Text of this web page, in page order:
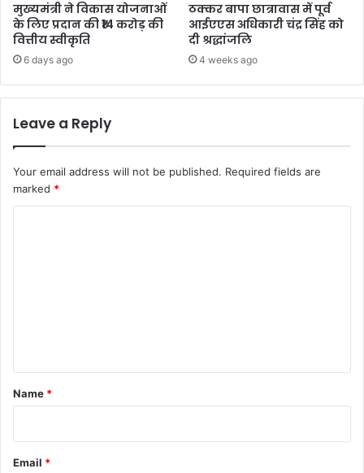
मुख्यमंत्री ने विकास योजनाओं
के लिए प्रदान की ₹14 करोड़ की
वित्तीय स्वीकृति
6 days ago
ठक्कर बापा छात्रावास में पूर्व
आईएएस अधिकारी चंद्र सिंह को
दी श्रद्धांजलि
4 weeks ago
Leave a Reply
Your email address will not be published. Required fields are
marked *
*
Name *
Email *